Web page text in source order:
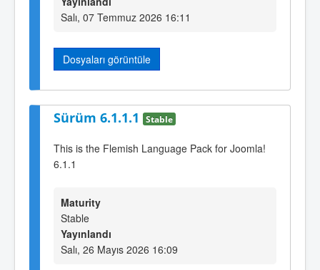
Salı, 07 Temmuz 2026 16:11
Dosyaları görüntüle
Sürüm 6.1.1.1 Stable
This is the Flemish Language Pack for Joomla!
6.1.1
Maturity
Stable
Yayınlandı
Salı, 26 Mayıs 2026 16:09